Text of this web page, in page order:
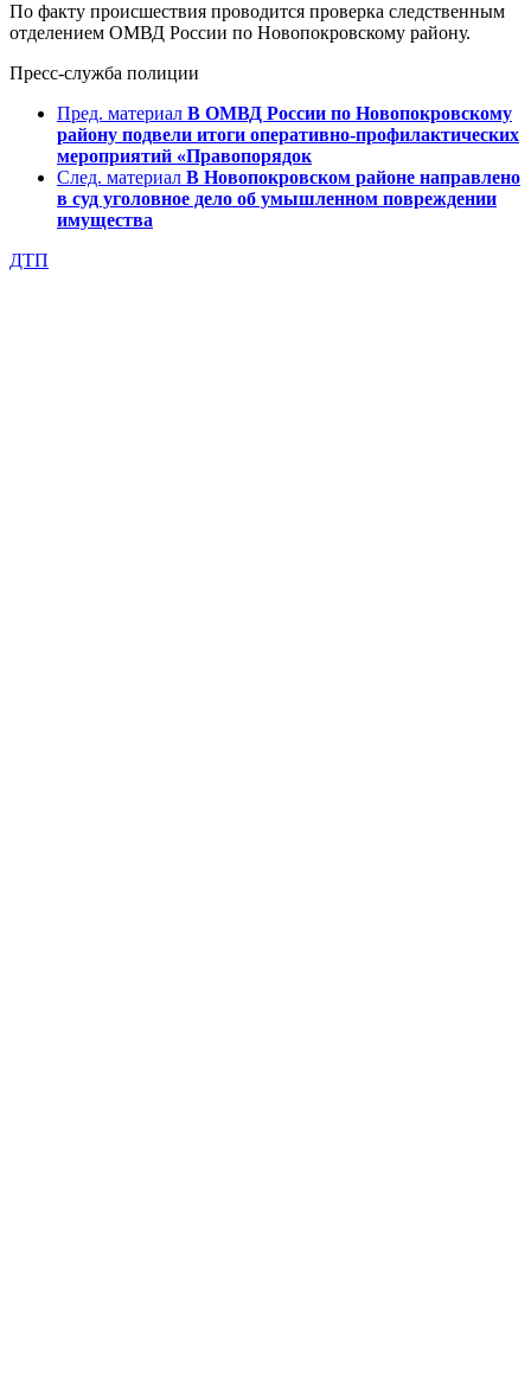
По факту происшествия проводится проверка следственным
отделением ОМВД России по Новопокровскому району.
Пресс-служба полиции
Пред. материал В ОМВД России по Новопокровскому
району подвели итоги оперативно-профилактических
мероприятий «Правопорядок
След. материал В Новопокровском районе направлено
в суд уголовное дело об умышленном повреждении
имущества
ДТП